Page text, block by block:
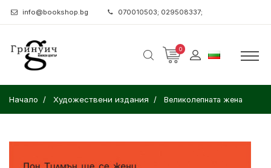
info@bookshop.bg 070010503; 029508337;
0
Начало Художествени издания Великолепната жена